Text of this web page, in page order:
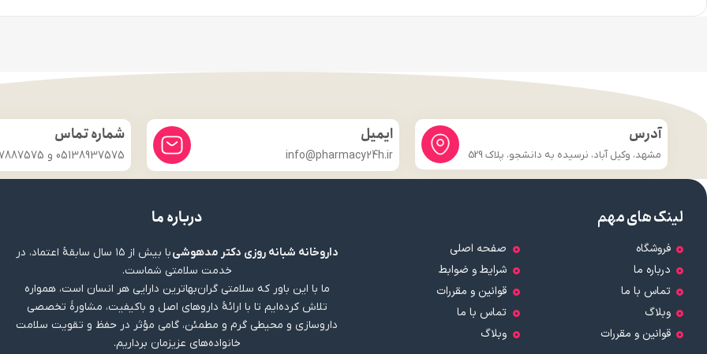
آدرس
مشهد، وکیل آباد، نرسیده به دانشجو، پلاک 529
ایمیل
info@pharmacy24h.ir
شماره تماس
05138937575 و 09357887575
لینک های مهم
فروشگاه
درباره ما
تماس با ما
وبلاگ
قوانین و مقررات
صفحه اصلی
شرایط و ضوابط
قوانین و مقررات
تماس با ما
وبلاگ
درباره ما
داروخانه شبانه روزی دکتر مدهوشی
با بیش از ۱۵ سال سابقهٔ اعتماد، در
خدمت سلامتی شماست.
ما با این باور که سلامتی گران‌بهاترین دارایی هر انسان است، همواره
تلاش کرده‌ایم تا با ارائهٔ داروهای اصل و باکیفیت، مشاورهٔ تخصصی
داروسازی و محیطی گرم و مطمئن، گامی مؤثر در حفظ و تقویت سلامت
خانواده‌های عزیزمان برداریم.